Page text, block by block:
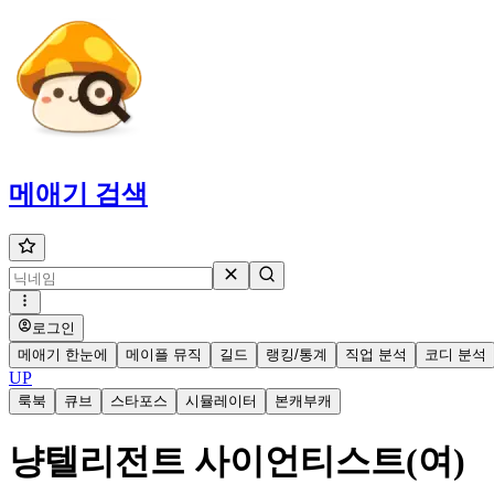
메애기 검색
로그인
메애기 한눈에
메이플 뮤직 길드 랭킹/통계 직업 분석 코디 분석
UP
룩북 큐브 스타포스 시뮬레이터 본캐부캐
냥텔리전트 사이언티스트(여)